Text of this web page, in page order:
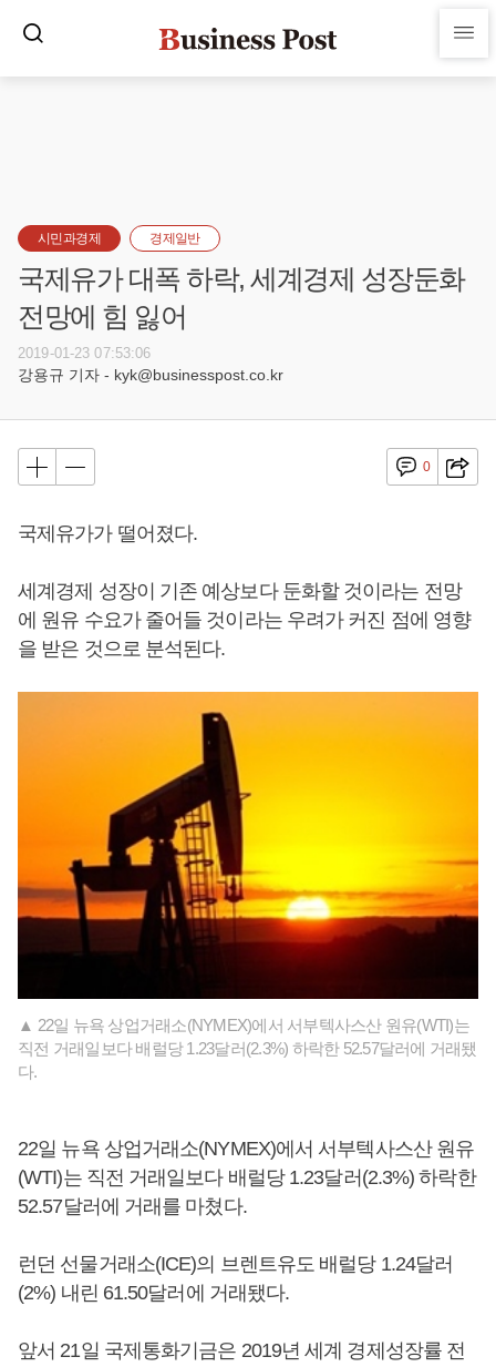
시민과경제 경제일반
국제유가 대폭 하락, 세계경제 성장둔화
전망에 힘 잃어
2019-01-23 07:53:06
강용규 기자 - kyk@businesspost.co.kr
0
국제유가가 떨어졌다.
세계경제 성장이 기존 예상보다 둔화할 것이라는 전망
에 원유 수요가 줄어들 것이라는 우려가 커진 점에 영향
을 받은 것으로 분석된다.
▲ 22일 뉴욕 상업거래소(NYMEX)에서 서부텍사스산 원유(WTI)는
직전 거래일보다 배럴당 1.23달러(2.3%) 하락한 52.57달러에 거래됐
다.
22일 뉴욕 상업거래소(NYMEX)에서 서부텍사스산 원유
(WTI)는 직전 거래일보다 배럴당 1.23달러(2.3%) 하락한
52.57달러에 거래를 마쳤다.
런던 선물거래소(ICE)의 브렌트유도 배럴당 1.24달러
(2%) 내린 61.50달러에 거래됐다.
앞서 21일 국제통화기금은 2019년 세계 경제성장률 전